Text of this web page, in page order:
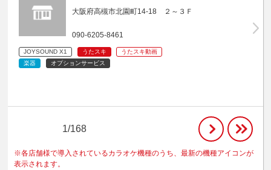
大阪府高槻市北園町14-18 ２～３Ｆ
090-6205-8461
JOYSOUND X1 うたスキ
うたスキ動画
楽器
オプションサービス
1/168
※各店舗様で導入されているカラオケ機種のうち、最新の機種アイコンが
表示されます。